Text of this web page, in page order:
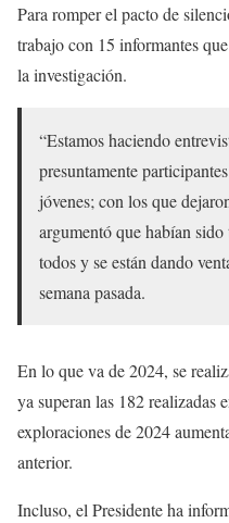
Para romper el pacto de
trabajo con 15 informantes
la investigación.
“Estamos haciendo
presuntamente
jóvenes; con los que
argumentó que habían
todos y se están dando
semana pasada.
En lo que va de 2024, se
ya superan las 182 realizadas
exploraciones de 2024
anterior.
Incluso, el Presidente ha